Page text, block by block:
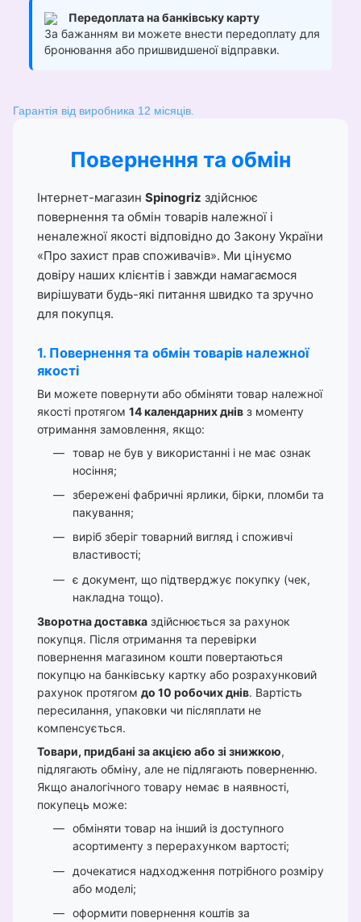
Передоплата на банківську карту
За бажанням ви можете внести передоплату для
бронювання або пришвидшеної відправки.
Гарантія від виробника 12 місяців.
Повернення та обмін
Інтернет-магазин Spinogriz здійснює
повернення та обмін товарів належної і
неналежної якості відповідно до Закону України
«Про захист прав споживачів». Ми цінуємо
довіру наших клієнтів і завжди намагаємося
вирішувати будь-які питання швидко та зручно
для покупця.
1. Повернення та обмін товарів належної
якості
Ви можете повернути або обміняти товар належної
якості протягом 14 календарних днів з моменту
отримання замовлення, якщо:
товар не був у використанні і не має ознак
носіння;
збережені фабричні ярлики, бірки, пломби та
пакування;
виріб зберіг товарний вигляд і споживчі
властивості;
є документ, що підтверджує покупку (чек,
накладна тощо).
Зворотна доставка здійснюється за рахунок
покупця. Після отримання та перевірки
повернення магазином кошти повертаються
покупцю на банківську картку або розрахунковий
рахунок протягом до 10 робочих днів. Вартість
пересилання, упаковки чи післяплати не
компенсується.
Товари, придбані за акцією або зі знижкою,
підлягають обміну, але не підлягають поверненню.
Якщо аналогічного товару немає в наявності,
покупець може:
обміняти товар на інший із доступного
асортименту з перерахунком вартості;
дочекатися надходження потрібного розміру
або моделі;
оформити повернення коштів за